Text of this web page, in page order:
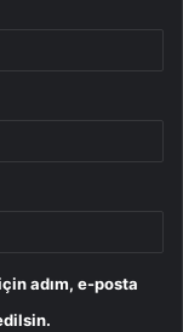
adım, e-posta